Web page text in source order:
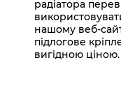
радіатора
нашому веб-
підлогове
вигідною ціною.